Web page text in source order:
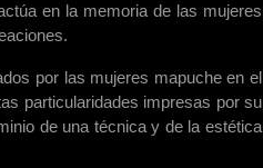
en la memoria de las mujeres
por las mujeres mapuche en el
particularidades impresas por su
de una técnica y de la estética